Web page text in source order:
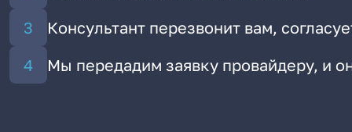
Консультант перезвонит вам,
Мы передадим заявку провайдеру, и